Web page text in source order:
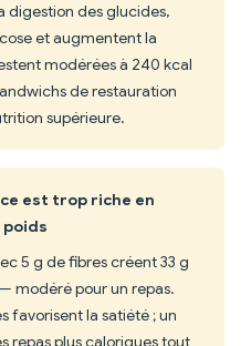
digestion des glucides,
et augmentent la
modérées à 240 kcal
de restauration
supérieure.
est trop riche en
5 g de fibres créent 33 g
modéré pour un repas.
favorisent la satiété ; un
repas plus caloriques tout